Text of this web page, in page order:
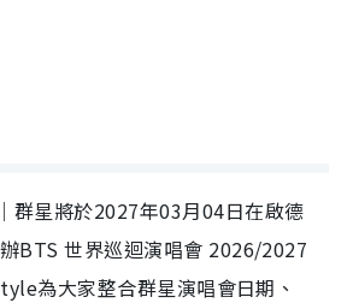
群星將於2027年03月04日在啟德
BTS 世界巡迴演唱會 2026/2027
為大家整合群星演唱會日期、